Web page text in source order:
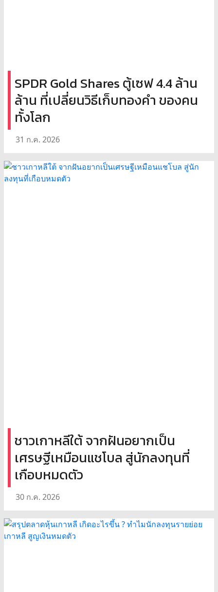
SPDR Gold Shares ตู้เซฟ 4.4 ล้าน
ล้าน ที่เปลี่ยนวิธีเก็บทองคำ ของคน
ทั้งโลก
31 ก.ค. 2026
ชาวเกาหลีใต้ จากฝันอยากเป็น
เศรษฐีเหมือนแชโบล สู่นักลงทุนที่
เกือบหมดตัว
30 ก.ค. 2026